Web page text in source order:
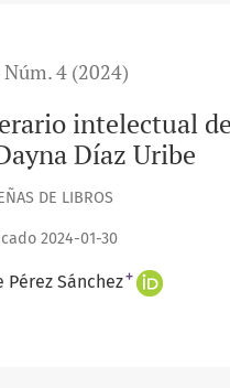
Núm. 4 (2024)
intelectual
Díaz Uribe
DE LIBROS
2024-01-30
Pérez Sánchez+